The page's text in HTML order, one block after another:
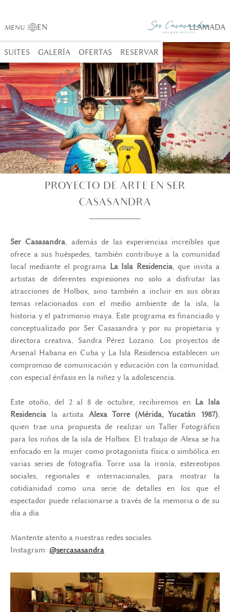
MENU ⋮ EN LLAMADA
SUITES GALERÍA OFERTAS RESERVAR
PROYECTO DE ARTE EN SER
CASASANDRA
Ser Casasandra, además de las experiencias increíbles que
ofrece a sus huéspedes, también contribuye a la comunidad
local mediante el programa La Isla Residencia, que invita a
artistas de diferentes expresiones no solo a disfrutar las
atracciones de Holbox, sino también a incluir en sus obras
temas relacionados con el medio ambiente de la isla, la
historia y el patrimonio maya. Este programa es financiado y
conceptualizado por Ser Casasandra y por su propietaria y
directora creativa, Sandra Pérez Lozano. Los proyectos de
Arsenal Habana en Cuba y La Isla Residencia establecen un
compromiso de comunicación y educación con la comunidad,
con especial énfasis en la niñez y la adolescencia.
Este otoño, del 2 al 8 de octubre, recibiremos en La Isla
Residencia la artistaAlexa Torre (Mérida, Yucatán 1987),
quien trae una propuesta de realizar un Taller Fotográfico
para los niños de la isla de Holbox. El trabajo de Alexa se ha
enfocado en la mujer como protagonista física o simbólica en
varias series de fotografía. Torre usa la ironía, estereotipos
sociales, regionales e internacionales, para mostrar la
cotidianidad como una serie de detalles en los que el
espectador puede relacionarse a través de la memoria o de su
día a día.
Mantente atento a nuestras redes sociales.
Instagram: @sercasasandra